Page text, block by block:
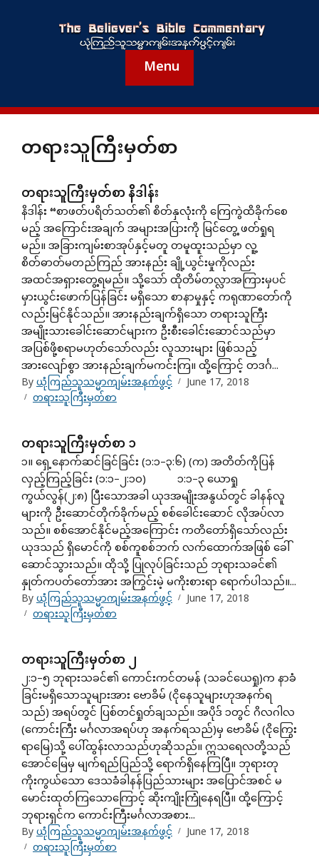
Menu
တရားသူကြီးမှတ်စာ
တရားသူကြီးမှတ်စာ နိဒါန်း
နိဒါန်း “စာဖတ်ပရိတ်သတ်၏ စိတ်နှလုံးကို ကြေကွဲထိခိုက်စေ
မည့် အကြောင်းအချက် အများအပြားကို မြင်တွေ့ ဖတ်ရှုရ
မည်။ အခြားကျမ်းစာအုပ်နှင့်မတူ တမူထူးသည်မှာ လူ့
စိတ်ဓာတ်မတည်ကြည် အားနည်း ချို့ယွင်းမှုကိုလည်း
အထင်အရှားတွေ့ရမည်။ သို့သော် ထိုတိမ်တလ္လာအကြားမှပင်
မှားယွင်းဖောက်ပြန်ခြင်း မရှိသော စာနာမှုနှင့် ကရုဏာတော်ကို
လည်းမြင်နိုင်သည်။ အားနည်းချက်ရှိသော တရားသူကြီး
အမျိုးသားခေါင်းဆောင်များက ဦးစီးခေါင်းဆောင်သည်မှာ
အပြစ်ဖို့စရာမဟုတ်သော်လည်း လူသားများ ဖြစ်သည့်
အားလျော်စွာ အားနည်းချက်မကင်းကြ။ ထို့ကြောင့် တဒင်္ဂ...
Byယုံကြည်သူသမ္မာကျမ်းအနက်ဖွင့် June 17, 2018
တရားသူကြီးမှတ်စာ
တရားသူကြီးမှတ်စာ ၁
၁။ ရှေ့နောက်ဆင်ခြင်ခြင်း (၁:၁–၃:၆) (က) အတိတ်ကိုပြန်
လှည့်ကြည့်ခြင်း (၁:၁–၂:၁၀) ၁:၁–၃ ယောရှု
ကွယ်လွန်(၂:၈) ပြီးသောအခါ ယုဒအမျိုးအနွယ်တွင် ခါနန်လူ
များကို ဦးဆောင်တိုက်ခိုက်မည့် စစ်ခေါင်းဆောင် လိုအပ်လာ
သည်။ စစ်အောင်နိုင်မည့်အကြောင်း ကတိတော်ရှိသော်လည်း
ယုဒသည် ရှိမောင်ကို စစ်ကူစစ်ဘက် လက်ထောက်အဖြစ် ခေါ်
ဆောင်သွားသည်။ ထိုသို့ ပြုလုပ်ခြင်းသည် ဘုရားသခင်၏
နှုတ်ကပတ်တော်အား အကြွင်းမဲ့ မကိုးစားရာ ရောက်ပါသည်။...
Byယုံကြည်သူသမ္မာကျမ်းအနက်ဖွင့် June 17, 2018
တရားသူကြီးမှတ်စာ
တရားသူကြီးမှတ်စာ ၂
၂:၁–၅ ဘုရားသခင်၏ ကောင်းကင်တမန် (သခင်ယေရှု)က နာခံ
ခြင်းမရှိသောသူများအား ဗောခိမ် (ငိုနေသူများဟုအနက်ရ
သည်) အရပ်တွင် ပြစ်တင်ရှုတ်ချသည်။ အပိုဒ် ၁တွင် ဂိလဂါလ
(ကောင်းကြီး မင်္ဂလာအရပ်ဟု အနက်ရသည်)မှ ဗောခိမ် (ငိုကြွေး
ရာမြေ)သို့ ပေါ်ထွန်းလာသည်ဟုဆိုသည်။ ဣသရေလတို့သည်
အောင်မြေမှ မျက်ရည်ပြည်သို့ ရောက်ရှိနေကြပြီ။ ဘုရားတု
ကိုးကွယ်သော ဒေသခံခါနန်ပြည်သားများ အပြောင်အစင် မ
မောင်းထုတ်ကြသောကြောင့် ဆိုးကျိုးကြုံနေရပြီ။ ထို့ကြောင့်
ဘုရားရှင်က ကောင်းကြီးမင်္ဂလာအစား...
Byယုံကြည်သူသမ္မာကျမ်းအနက်ဖွင့် June 17, 2018
တရားသူကြီးမှတ်စာ